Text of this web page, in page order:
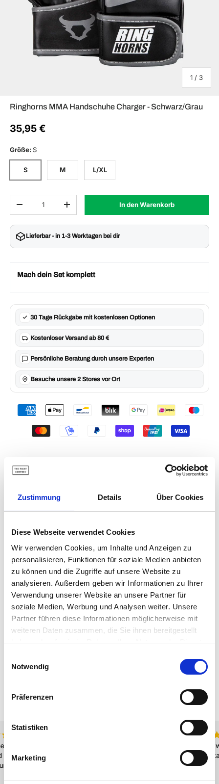
Zustimmung Details Über Cookies
Diese Webseite verwendet Cookies
Wir verwenden Cookies, um Inhalte und Anzeigen zu
personalisieren, Funktionen für soziale Medien anbieten
zu können und die Zugriffe auf unsere Website zu
analysieren. Außerdem geben wir Informationen zu Ihrer
Verwendung unserer Website an unsere Partner für
soziale Medien, Werbung und Analysen weiter. Unsere
Partner führen diese Informationen möglicherweise mit
weiteren Daten zusammen, die Sie ihnen bereitgestellt
haben oder die sie im Rahmen Ihrer Nutzung der Dienste
Notwendig
Präferenzen
Statistiken
Marketing
1 / von
3
Ringhorns MMA Handschuhe Charger - Schwarz/Grau
35,95 €
Größe: S
S M L/XL
Lieferbar - in 1-3 Werktagen bei dir
Menge verringernMenge erhöhen In den Warenkorb
Mach dein Set komplett
30 Tage Rückgabe mit kostenlosen Optionen
Kostenloser Versand ab 80 €
Persönliche Beratung durch unsere Experten
Besuche unsere 2 Stores vor Ort
Tariq Osaro (GLORY), Yousri Belgaroui
(UFC) und
Company
Beschreibung
Versand und lieferung
vor 3 Monaten
gekauft.